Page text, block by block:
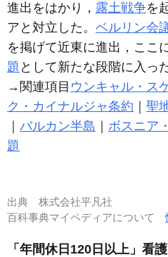
進出をはかり， 露土戦争を
アと対立した。 ベルリン会
を掲げて近東に進出，ここ
題 として新たな段階に入った
→関連項目 ウンキャル・ス
ク・カイナルジャ条約
聖
バルカン半島
ボスニア
題
出典 株式会社平凡社
百科事典マイペディアについて
「年間休日120日以上」看